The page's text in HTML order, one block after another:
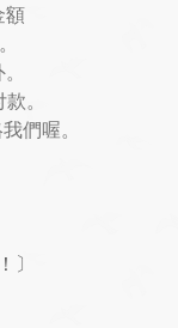
額
。
們喔。
〕